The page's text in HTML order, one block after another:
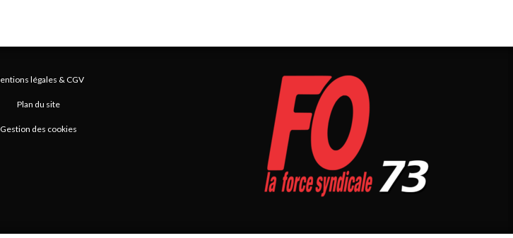
légales & CGV
Plan du site
Gestion des cookies